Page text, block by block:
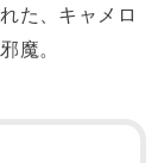
た、キャメロ
魔。